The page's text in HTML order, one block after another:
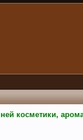
косметики,